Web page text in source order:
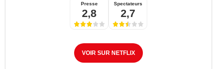
Presse
2,8
Spectateurs
2,7
VOIR SUR NETFLIX